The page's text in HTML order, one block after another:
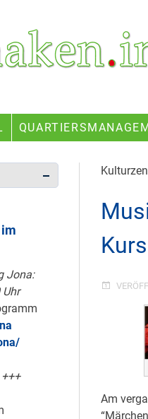
Heerstraße Nord
Am
Jona:
Uhr